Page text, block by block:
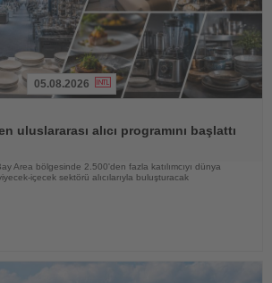
05.08.2026
uluslararası alıcı programını başlattı
Area bölgesinde 2.500'den fazla katılımcıyı dünya
içecek sektörü alıcılarıyla buluşturacak